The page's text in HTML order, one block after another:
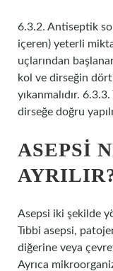
6.3.2. Antiseptik
içeren) yeterli
uçlarından
kol ve dirseğin
yıkanmalıdır.
dirseğe doğru
ASEPSI
Asepsi iki şekilde
Tıbbi asepsi,
diğerine veya
Ayrıca